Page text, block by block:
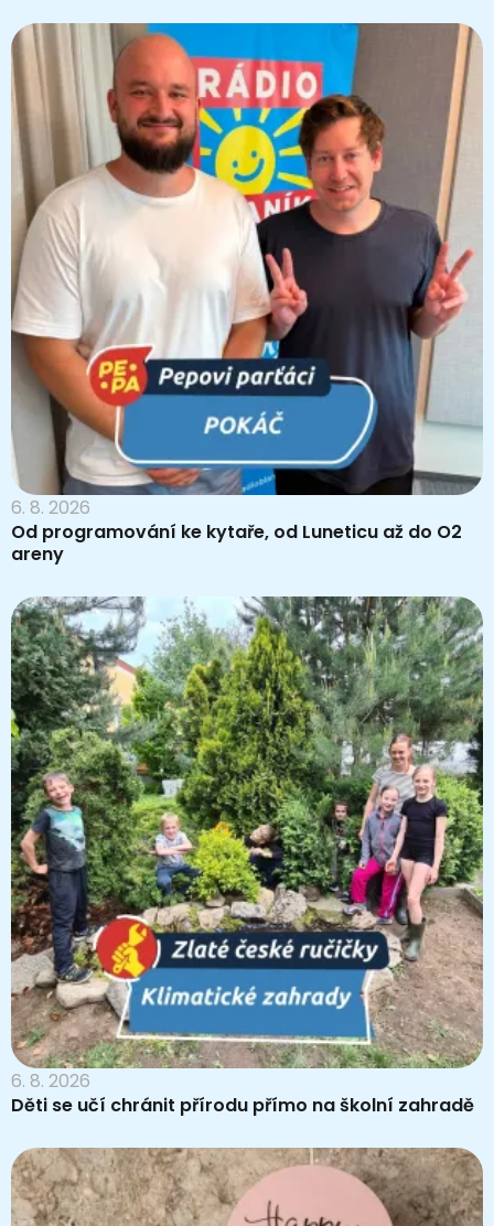
6. 8. 2026
Od programování ke kytaře, od Luneticu až do O2
areny
6. 8. 2026
Děti se učí chránit přírodu přímo na školní zahradě